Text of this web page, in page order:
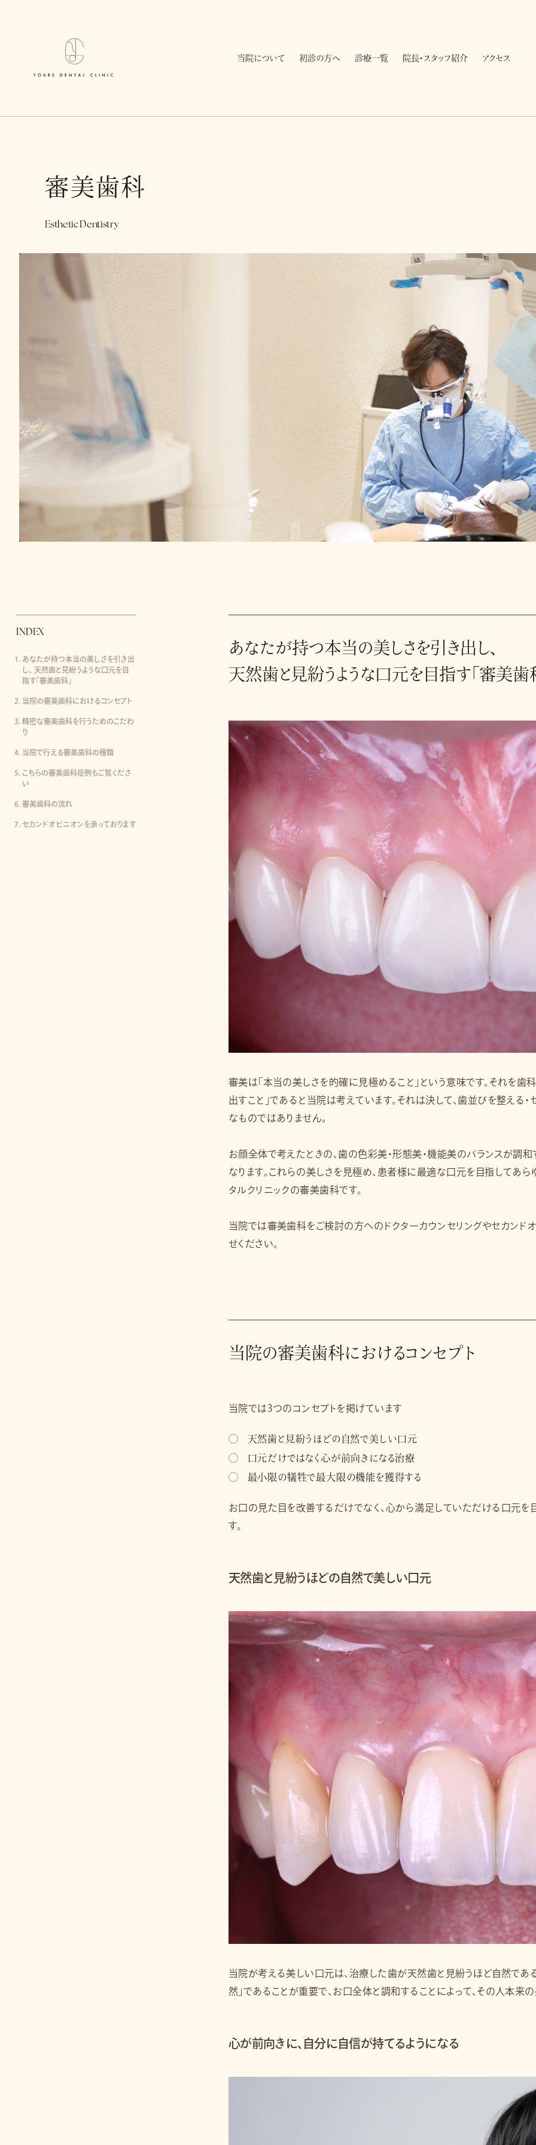
当院について 初診の方へ 診療一覧 院長・スタッフ紹介 アクセス
審美歯科
Esthetic Dentistry
INDEX
あなたが持つ本当の美しさを引き出
し、 天然歯と見紛うような口元を目
指す「審美歯科」
当院の審美歯科におけるコンセプト
精密な審美歯科を行うためのこだわ
り
当院で行える審美歯科の種類
こちらの審美歯科症例もご覧くださ
い
審美歯科の流れ
セカンドオピニオンを承っております
あなたが持つ本当の美しさを引き出し、
天然歯と見紛うような口元を目指す「審美歯
審美は「本当の美しさを的確に見極めること」という意味です。それを歯
出すこと」であると当院は考えています。それは決して、歯並びを整える
なものではありません。
お顔全体で考えたときの、歯の色彩美・形態美・機能美のバランスが調
なります。これらの美しさを見極め、患者様に最適な口元を目指してあ
タルクリニックの審美歯科です。
当院では審美歯科をご検討の方へのドクターカウンセリングやセカンド
せください。
当院の審美歯科におけるコンセプト
当院では3つのコンセプトを掲げています
天然歯と見紛うほどの自然で美しい口元
口元だけではなく心が前向きになる治療
最小限の犠牲で最大限の機能を獲得する
お口の見た目を改善するだけでなく、心から満足していただける口元を
す。
天然歯と見紛うほどの自然で美しい口元
当院が考える美しい口元は、治療した歯が天然歯と見紛うほど自然であ
然」であることが重要で、お口全体と調和することによって、その人本来
心が前向きに、自分に自信が持てるようになる